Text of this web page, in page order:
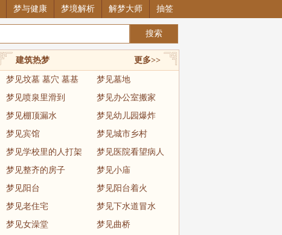
梦与健康 梦境解析 解梦大师 抽签
更多>>
建筑热梦
梦见坟墓 墓穴 墓基
梦见墓地
梦见喷泉里滑到
梦见办公室搬家
梦见棚顶漏水
梦见幼儿园爆炸
梦见宾馆
梦见城市乡村
梦见学校里的人打架
梦见医院看望病人
梦见整齐的房子
梦见小庙
梦见阳台
梦见阳台着火
梦见老住宅
梦见下水道冒水
梦见女澡堂
梦见曲桥